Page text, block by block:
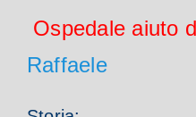
Ospedale aiuto
Raffaele